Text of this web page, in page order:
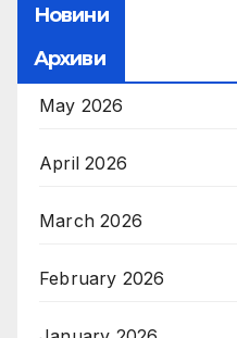
Новини
Архиви
May 2026
April 2026
March 2026
February 2026